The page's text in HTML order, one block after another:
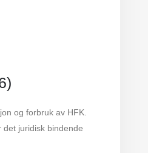
og forbruk av HFK.
det juridisk bindende